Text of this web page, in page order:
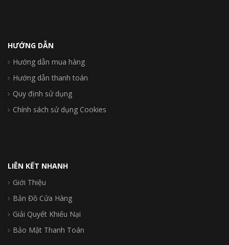
HƯỚNG DẪN
Hướng dẫn mua hàng
Hướng dẫn thanh toán
Quy định sử dụng
Chính sách sử dụng Cookies
LIÊN KẾT NHANH
Giới Thiệu
Bản Đồ Cửa Hàng
Giải Quyết Khiếu Nại
Bảo Mật Thanh Toán